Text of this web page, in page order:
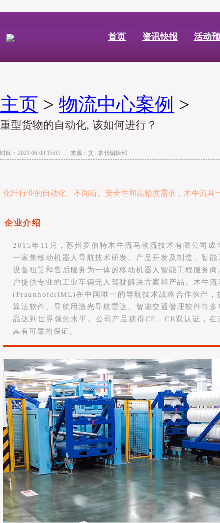
首页 资讯快报 活动
主页 > 物流中心案例 >
重型货物的自动化, 该如何进行？
时间：2021-06-08 15:03 来源：文 | 本刊编辑部
化纤行业的自动化、不间断、安全性和高精度需求，木牛流马
企业介绍
2015年11月，苏州罗伯特木牛流马物流技术有限公司成
一家集移动机器人导航技术研发、产品开发及制造、智
设备租赁和售后服务为一体的移动机器人智能工程服务
户提供专业的工业车辆无人驾驶解决方案和产品。木牛
(FraunhoferIML)在中国唯一的导航技术战略合作伙伴，
算法软件、导航用激光导航雷达、智能交通管理软件等
品达到世界领先水平。公司产品获得CE、CR双认证，
具有可靠的保证。